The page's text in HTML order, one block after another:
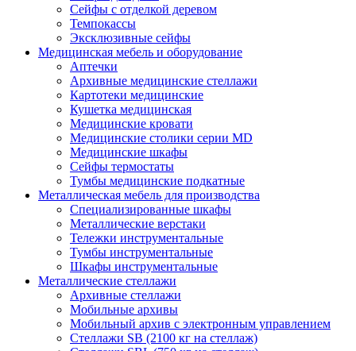
Сейфы с отделкой деревом
Темпокассы
Эксклюзивные сейфы
Медицинская мебель и оборудование
Аптечки
Архивные медицинские стеллажи
Картотеки медицинские
Кушетка медицинская
Медицинские кровати
Медицинские столики серии MD
Медицинские шкафы
Сейфы термостаты
Тумбы медицинские подкатные
Металлическая мебель для производства
Cпециализированные шкафы
Металлические верстаки
Тележки инструментальные
Тумбы инструментальные
Шкафы инструментальные
Металлические стеллажи
Архивные стеллажи
Мобильные архивы
Мобильный архив с электронным управлением
Стеллажи SB (2100 кг на стеллаж)